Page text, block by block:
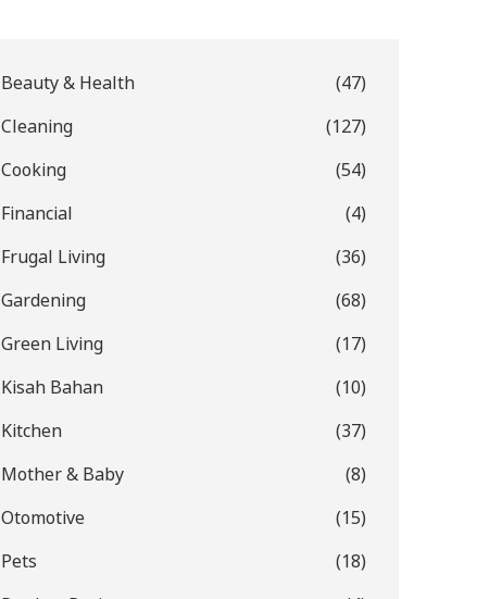
Beauty & Health
(47)
Cleaning
(127)
Cooking
(54)
Financial
(4)
Frugal Living
(36)
Gardening
(68)
Green Living
(17)
Kisah Bahan
(10)
Kitchen
(37)
Mother & Baby
(8)
Otomotive
(15)
Pets
(18)